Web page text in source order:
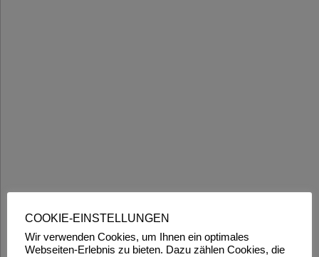
COOKIE-EINSTELLUNGEN
Wir verwenden Cookies, um Ihnen ein optimales
Webseiten-Erlebnis zu bieten. Dazu zählen Cookies, die